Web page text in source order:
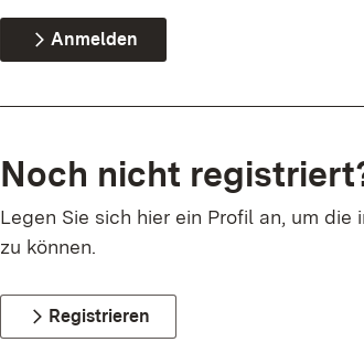
Anmelden
Noch nicht
Legen Sie sich hier ein Profil an, um
zu können.
Registrieren